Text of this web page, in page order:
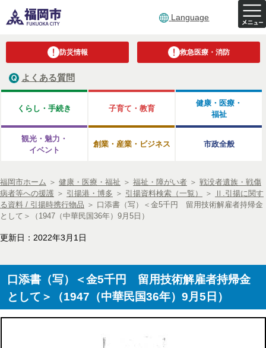
Language
防災情報 救急医療・消防
よくある質問
くらし・手続き 子育て・教育
健康・医療・
福祉
観光・魅力・
イベント
創業・産業・ビジネス 市政全般
福岡市ホーム ＞ 健康・医療・福祉 ＞ 福祉・障がい者 ＞ 戦没者遺族・戦傷
病者等への援護 ＞ 引揚港・博多 ＞ 引揚資料検索（一覧） ＞
Ⅱ.引揚に関す
る資料 / 引揚時携行物品 ＞ 口添書（写）＜金5千円 留用技術解雇者持帰金
として＞（1947（中華民国36年）9月5日）
更新日：2022年3月1日
口添書（写）＜金5千円 留用技術解雇者持帰金
として＞（1947（中華民国36年）9月5日）